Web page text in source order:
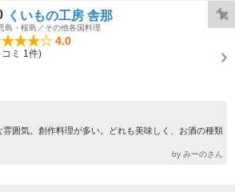
くいもの工房 舎那
島・桜島／その他各国料理
4.0
ミ 1件)
囲気。創作料理が多い。どれも美味しく、お酒の種類
by みーのさん